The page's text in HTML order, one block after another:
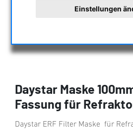
Einstellungen
Daystar Maske
Fassung für
Daystar ERF Filter Maske für